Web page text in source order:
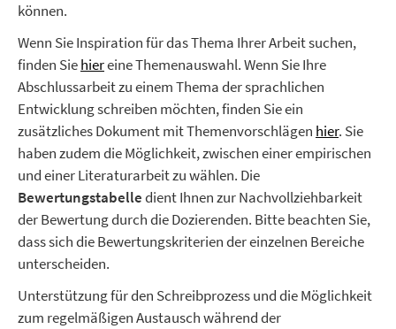
können.
Wenn Sie Inspiration für das Thema Ihrer Arbeit suchen,
finden Siehiereine Themenauswahl. Wenn Sie Ihre
Abschlussarbeit zu einem Thema der sprachlichen
Entwicklung schreiben möchten, finden Sie ein
zusätzliches Dokument mit Themenvorschlägen hier. Sie
haben zudem die Möglichkeit, zwischen einer empirischen
und einer Literaturarbeit zu wählen. Die
Bewertungstabelledient Ihnen zur Nachvollziehbarkeit
der Bewertung durch die Dozierenden. Bitte beachten Sie,
dass sich die Bewertungskriterien der einzelnen Bereiche
unterscheiden.
Unterstützung für den Schreibprozess und die Möglichkeit
zum regelmäßigen Austausch während der